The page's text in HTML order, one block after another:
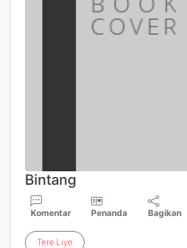
Bintang
Komentar Penanda Bagikan
Tere Liye